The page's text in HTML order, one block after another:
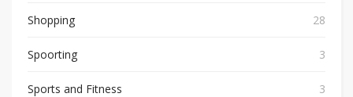
Shopping 28
Spoorting 3
Sports and Fitness 3